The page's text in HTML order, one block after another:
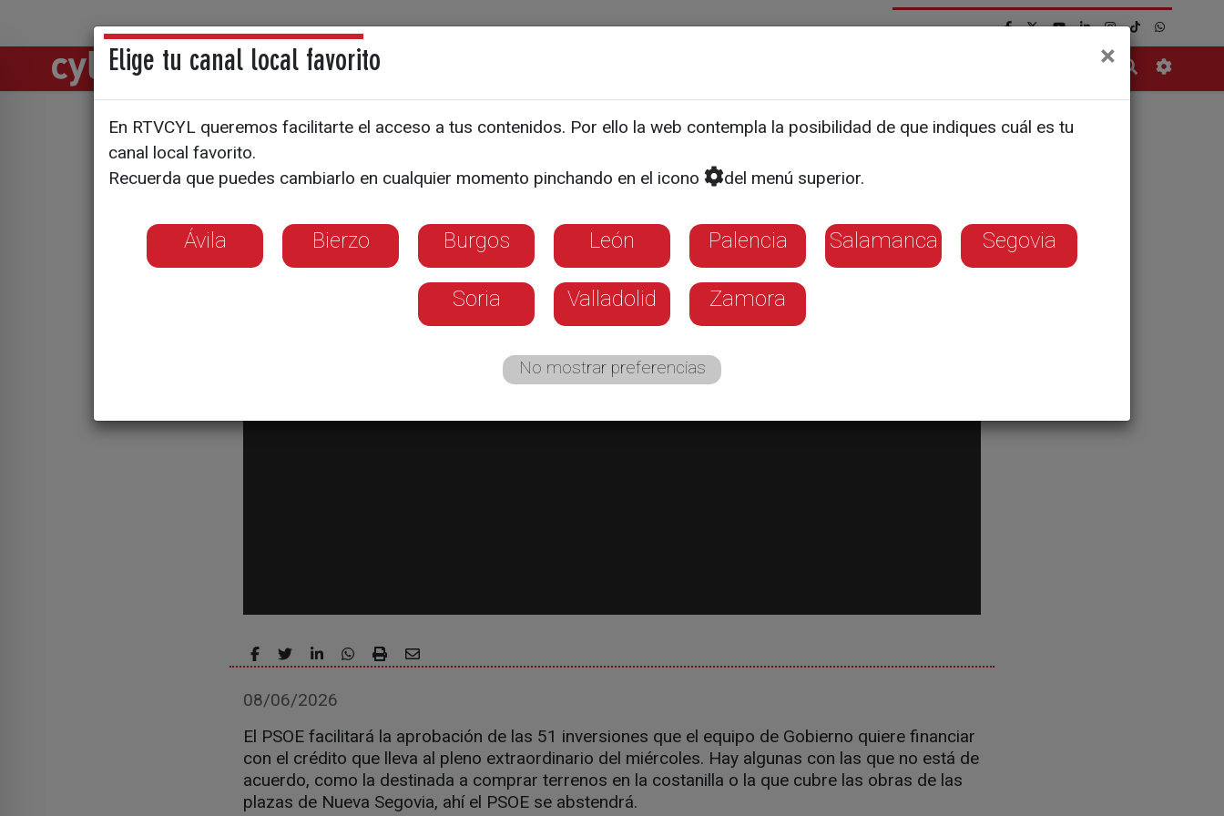
Directos Noticias
El PSOE cuestiona la capacidad de gestión
08/06/2026
El PSOE facilitará la aprobación de las 51 inversiones que el equipo de Gobierno quiere financiar
con el crédito que lleva al pleno extraordinario del miércoles. Hay algunas con las que no está de
acuerdo, como la destinada a comprar terrenos en la costanilla o la que cubre las obras de las
plazas de Nueva Segovia, ahí el PSOE se abstendrá.
Elige tu canal local favorito ×
En RTVCYL queremos facilitarte el acceso a tus contenidos. Por ello la web contempla la posibilidad de que indiques cuál es tu
canal local favorito.
Recuerda que puedes cambiarlo en cualquier momento pinchando en el icono
del menú superior.
Ávila Bierzo Burgos León Palencia Salamanca Segovia
Soria Valladolid Zamora
No mostrar preferencias